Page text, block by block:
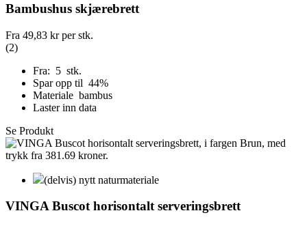
Bambushus skjærebrett
Fra 49,83 krper stk.
(2)
Fra: 5 stk.
Spar opp til 44%
Materiale bambus
Laster inn data
Se Produkt
(delvis) nytt naturmateriale
VINGA Buscot horisontalt serveringsbrett